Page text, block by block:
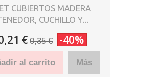
CUBIERTOS MADERA
CUCHILLO Y...
€ 0,35 € -40%
al carrito Más